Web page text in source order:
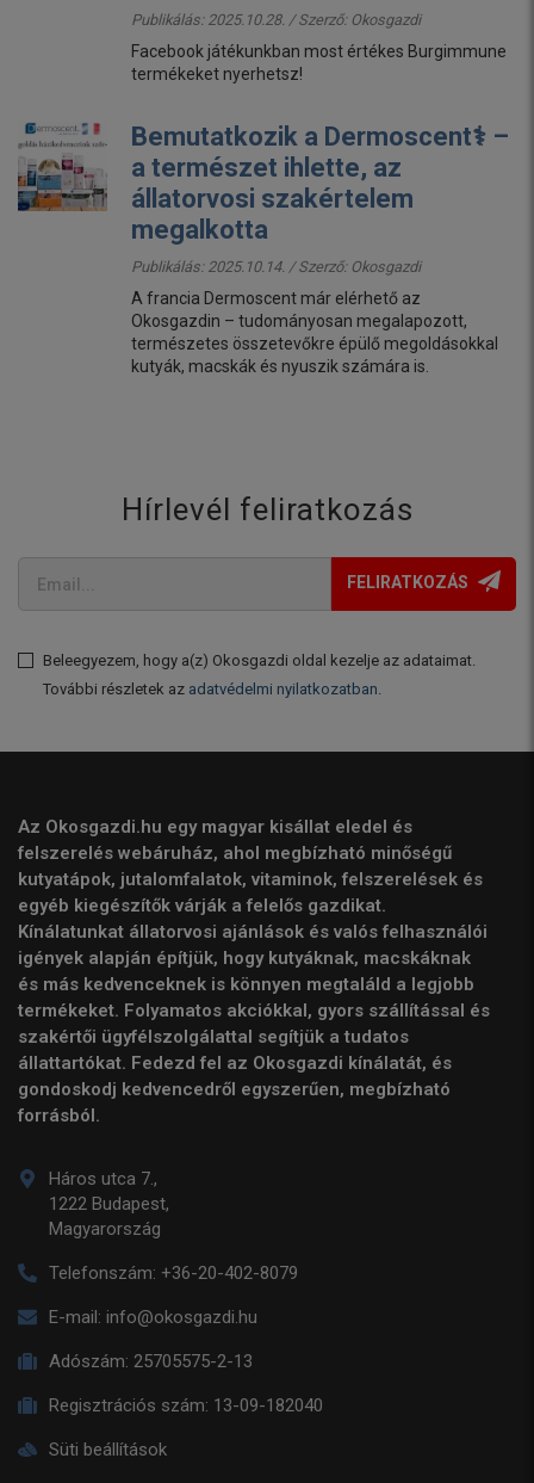
Publikálás: 2025.10.28. / Szerző: Okosgazdi
Facebook játékunkban most értékes Burgimmune
termékeket nyerhetsz!
Bemutatkozik a Dermoscent⚕️ –
a természet ihlette, az
állatorvosi szakértelem
megalkotta
Publikálás: 2025.10.14. / Szerző: Okosgazdi
A francia Dermoscent már elérhető az
Okosgazdin – tudományosan megalapozott,
természetes összetevőkre épülő megoldásokkal
kutyák, macskák és nyuszik számára is.
Hírlevél feliratkozás
FELIRATKOZÁS
Beleegyezem, hogy a(z) Okosgazdi oldal kezelje az adataimat.
További részletek az adatvédelmi nyilatkozatban.
Az Okosgazdi.hu egy magyar kisállat eledel és
felszerelés webáruház, ahol megbízható minőségű
kutyatápok, jutalomfalatok, vitaminok, felszerelések és
egyéb kiegészítők várják a felelős gazdikat.
Kínálatunkat állatorvosi ajánlások és valós felhasználói
igények alapján építjük, hogy kutyáknak, macskáknak
és más kedvenceknek is könnyen megtaláld a legjobb
termékeket. Folyamatos akciókkal, gyors szállítással és
szakértői ügyfélszolgálattal segítjük a tudatos
állattartókat. Fedezd fel az Okosgazdi kínálatát, és
gondoskodj kedvencedről egyszerűen, megbízható
forrásból.
Háros utca 7.,
1222 Budapest,
Magyarország
Telefonszám: +36-20-402-8079
E-mail: info@okosgazdi.hu
Adószám: 25705575-2-13
Regisztrációs szám: 13-09-182040
Süti beállítások